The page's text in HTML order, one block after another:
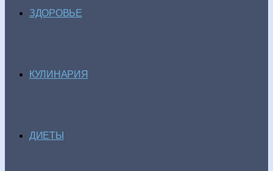
ЗДОРОВЬЕ
КУЛИНАРИЯ
ДИЕТЫ